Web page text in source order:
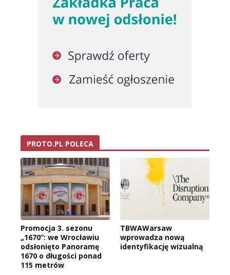
PROTO.PL POLECA
Promocja 3. sezonu
„1670”: we Wrocławiu
odsłonięto Panoramę
1670 o długości ponad
115 metrów
TBWAWarsaw
wprowadza nową
identyfikację wizualną